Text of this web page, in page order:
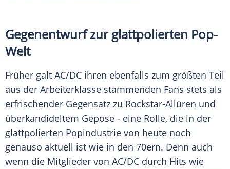
Gegenentwurf zur glattpolierten Pop-
Welt
Früher galt AC/DC ihren ebenfalls zum größten Teil
aus der Arbeiterklasse stammenden Fans stets als
erfrischender Gegensatz zu Rockstar-Allüren und
überkandideltem Gepose - eine Rolle, die in der
glattpolierten Popindustrie von heute noch
genauso aktuell ist wie in den 70ern. Denn auch
wenn die Mitglieder von AC/DC durch Hits wie